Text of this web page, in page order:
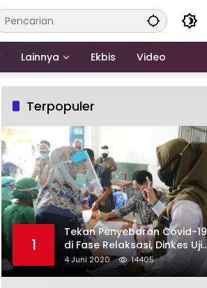
Lainnya Ekbis Video
Terpopuler
1
Tekan Penyebaran Covid-19
di Fase Relaksasi, Dinkes Uji
Swab Massal di Pelabuhan
Samarinda
4 Juni 2020 14405